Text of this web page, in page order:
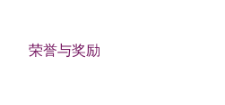
荣誉与奖励